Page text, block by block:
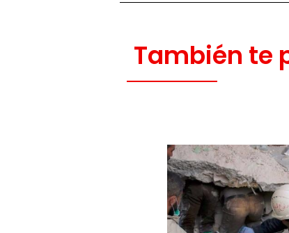
También te